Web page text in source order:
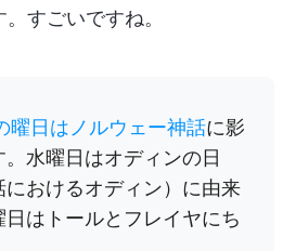
すごいですね。
曜日はノルウェー神話に影
水曜日はオディンの日
におけるオディン）に由来
日はトールとフレイヤにち